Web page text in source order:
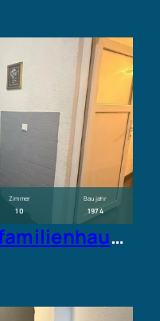
Zimmer
10
Baujahr
1974
Lichtstarkes Zweifamilienhaus mit Garten und Potenzial